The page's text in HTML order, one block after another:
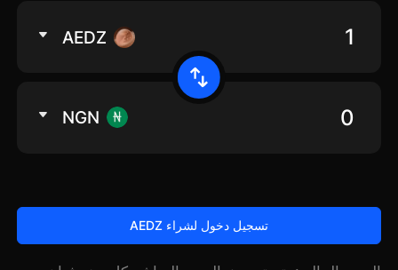
AEDZ
NGN
تسجيل دخول لشراء AEDZ